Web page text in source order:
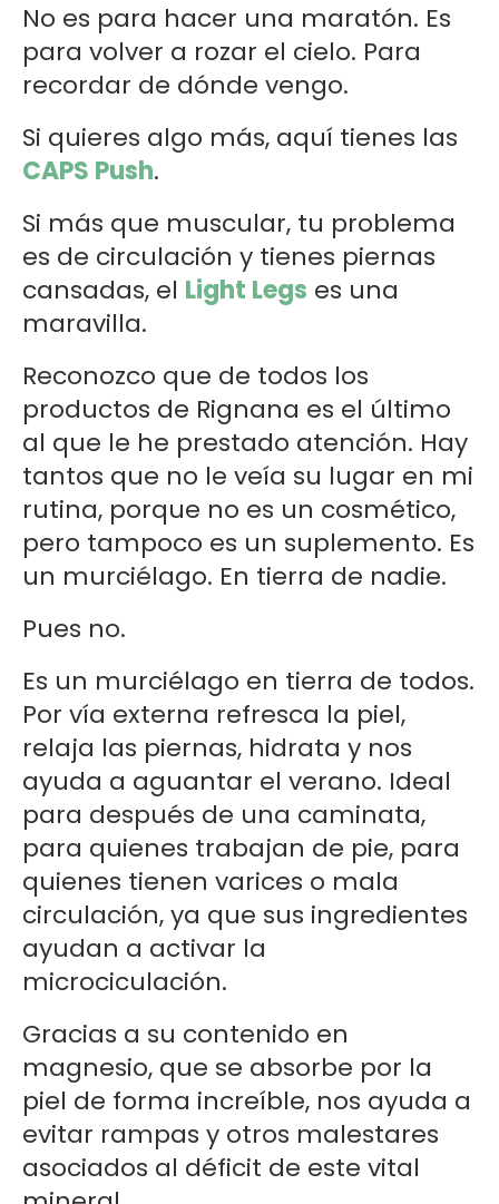
No es para hacer una maratón. Es
para volver a rozar el cielo. Para
recordar de dónde vengo.
Si quieres algo más, aquí tienes las
CAPS Push.
Si más que muscular, tu problema
es de circulación y tienes piernas
cansadas, el Light Legs es una
maravilla.
Reconozco que de todos los
productos de Rignana es el último
al que le he prestado atención. Hay
tantos que no le veía su lugar en mi
rutina, porque no es un cosmético,
pero tampoco es un suplemento. Es
un murciélago. En tierra de nadie.
Pues no.
Es un murciélago en tierra de todos.
Por vía externa refresca la piel,
relaja las piernas, hidrata y nos
ayuda a aguantar el verano. Ideal
para después de una caminata,
para quienes trabajan de pie, para
quienes tienen varices o mala
circulación, ya que sus ingredientes
ayudan a activar la
microciculación.
Gracias a su contenido en
magnesio, que se absorbe por la
piel de forma increíble, nos ayuda a
evitar rampas y otros malestares
asociados al déficit de este vital